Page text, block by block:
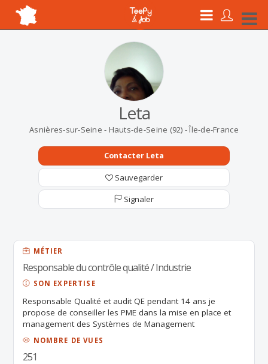
Leta
Asnières-sur-Seine - Hauts-de-Seine (92) - Île-de-France
Contacter Leta
Sauvegarder
Signaler
MÉTIER
Responsable du contrôle qualité / Industrie
SON EXPERTISE
Responsable Qualité et audit QE pendant 14 ans je
propose de conseiller les PME dans la mise en place et
management des Systèmes de Management
Qualité/Environnement/Sécurité : détermination des
processus, évaluation des risques, détermination de la
réglementation applicable ; diagnostic, élaboration et
NOMBRE DE VUES
251